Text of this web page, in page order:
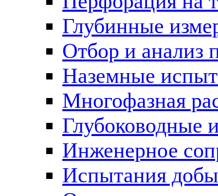
Глубинные
Отбор и анализ
Наземные
Многофазная
Глубоководные
Инженерное
Испытания